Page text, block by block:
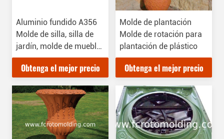
Aluminio fundido A356
Molde de silla, silla de
jardín, molde de muebles
rotomotado
Obtenga el mejor precio
Molde de plantación
Molde de rotación para
plantación de plástico
Obtenga el mejor precio